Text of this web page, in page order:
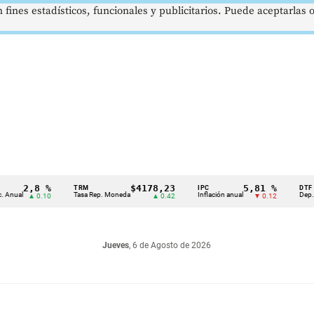
2,8 %
▲ 0.10
TRM
Tasa Rep. Moneda
$4178,23
▲ 0.42 Inflación anual
5,81 %
▼ 0.12
DTF
Dep.
Jueves, 6 de Agosto de 2026
estadísticos, funcionales y publicitarios. Puede aceptarlas